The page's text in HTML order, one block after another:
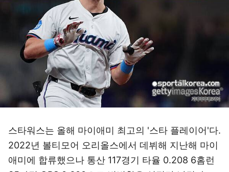
스타워스는 올해 마이애미 최고의 '스타 플레이어'다.
2022년 볼티모어 오리올스에서 데뷔해 지난해 마이
애미에 합류했으나 통산 117경기 타율 0.208 6홈런